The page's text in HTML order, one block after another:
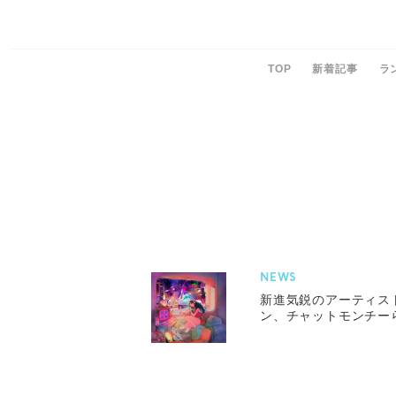
TOP 新着記事 ラ
NEWS
新進気鋭のアーティス
ン、チャットモンチー